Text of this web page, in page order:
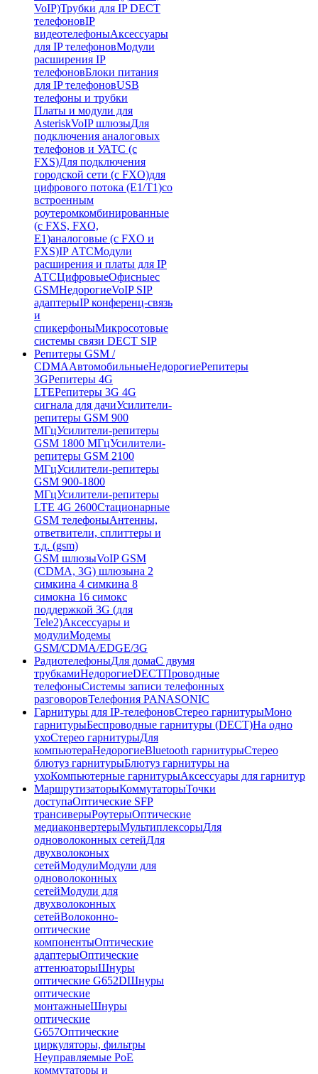
VoIP)Трубки для IP DECT
телефоновIP
видеотелефоныАксессуары
для IP телефоновМодули
расширения IP
телефоновБлоки питания
для IP телефоновUSB
телефоны и трубки
Платы и модули для
AsteriskVoIP шлюзыДля
подключения аналоговых
телефонов и УАТС (с
FXS)Для подключения
городской сети (с FXO)для
цифрового потока (E1/T1)со
встроенным
роутеромкомбинированные
(c FXS, FXO,
E1)аналоговые (с FXO и
FXS)IP АТСМодули
расширения и платы для IP
АТСЦифровыеОфисныес
GSMНедорогиеVoIP SIP
адаптерыIP конференц-связь
и
спикерфоныМикросотовые
системы связи DECT SIP
Репитеры GSM /
CDMAАвтомобильныеНедорогиеРепитеры
3GРепитеры 4G
LTEРепитеры 3G 4G
сигнала для дачиУсилители-
репитеры GSM 900
МГцУсилители-репитеры
GSM 1800 МГцУсилители-
репитеры GSM 2100
МГцУсилители-репитеры
GSM 900-1800
МГцУсилители-репитеры
LTE 4G 2600Стационарные
GSM телефоныАнтенны,
ответвители, сплиттеры и
т.д. (gsm)
GSM шлюзыVoIP GSM
(CDMA, 3G) шлюзына 2
симкина 4 симкина 8
симокна 16 симокс
поддержкой 3G (для
Tele2)Аксессуары и
модулиМодемы
GSM/CDMA/EDGE/3G
РадиотелефоныДля домаС двумя
трубкамиНедорогиеDECTПроводные
телефоныСистемы записи телефонных
разговоровТелефония PANASONIC
Гарнитуры для IP-телефоновСтерео гарнитурыМоно
гарнитурыБеспроводные гарнитуры (DECT)На одно
ухоСтерео гарнитурыДля
компьютераНедорогиеBluetooth гарнитурыСтерео
блютуз гарнитурыБлютуз гарнитуры на
ухоКомпьютерные гарнитурыАксессуары для гарнитур
МаршрутизаторыКоммутаторыТочки
доступаОптические SFP
трансиверыРоутерыОптические
медиаконвертерыМультиплексорыДля
одноволоконных сетейДля
двухволоконых
сетейМодулиМодули для
одноволоконных
сетейМодули для
двухволоконных
сетейВолоконно-
оптические
компонентыОптические
адаптерыОптические
аттенюаторыШнуры
оптические G652DШнуры
оптические
монтажныеШнуры
оптические
G657Оптические
циркуляторы, фильтры
Неуправляемые PoE
коммутаторы и